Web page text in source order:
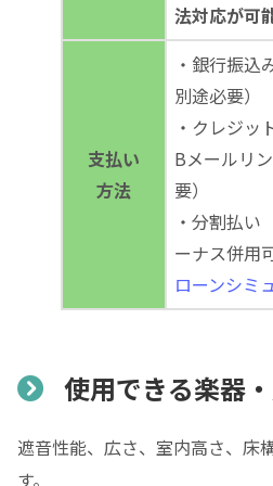
法対応が可
支払い
方法
・銀行振込
別途必要）
・クレジッ
Bメールリ
要）
・分割払
ーナス併用可
ローンシミ
使用できる楽器
遮音性能、広さ、室内高さ、床
す。